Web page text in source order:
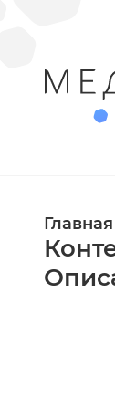
Главная